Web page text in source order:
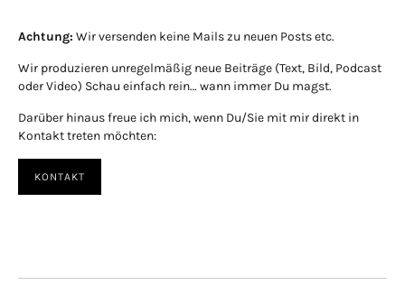
Achtung: Wir versenden keine Mails zu neuen Posts etc.
Wir produzieren unregelmäßig neue Beiträge (Text, Bild, Podcast
oder Video) Schau einfach rein… wann immer Du magst.
Darüber hinaus freue ich mich, wenn Du/Sie mit mir direkt in
Kontakt treten möchten:
KONTAKT